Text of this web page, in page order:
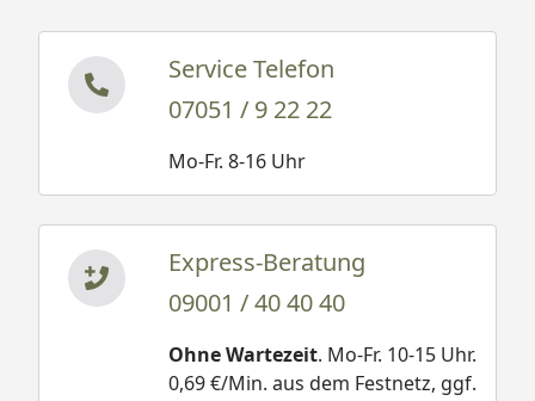
Service Telefon
07051 / 9 22 22
Mo-Fr. 8-16 Uhr
Express-Beratung
09001 / 40 40 40
Ohne Wartezeit. Mo-Fr. 10-15 Uhr.
0,69 €/Min. aus dem Festnetz, ggf.